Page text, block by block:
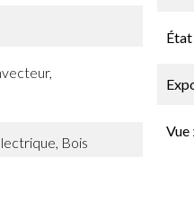
Bois
État
Vue